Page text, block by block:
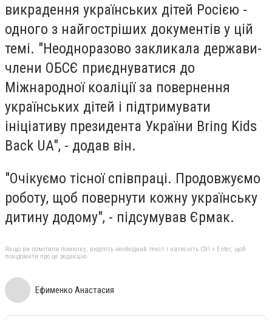
викрадення українських дітей Росією -
одного з найгостріших документів у цій
темі. "Неодноразово закликала держави-
члени ОБСЄ приєднуватися до
Міжнародної коаліції за повернення
українських дітей і підтримувати
ініціативу президента України Bring Kids
Back UA", - додав він.
"Очікуємо тісної співпраці. Продовжуємо
роботу, щоб повернути кожну українську
дитину додому", - підсумував Єрмак.
Якщо ви помітили помилку, виділіть необхідний текст і натисніть Ctrl + Enter, щоб
повідомити про це редакцію
Ефименко Анастасия